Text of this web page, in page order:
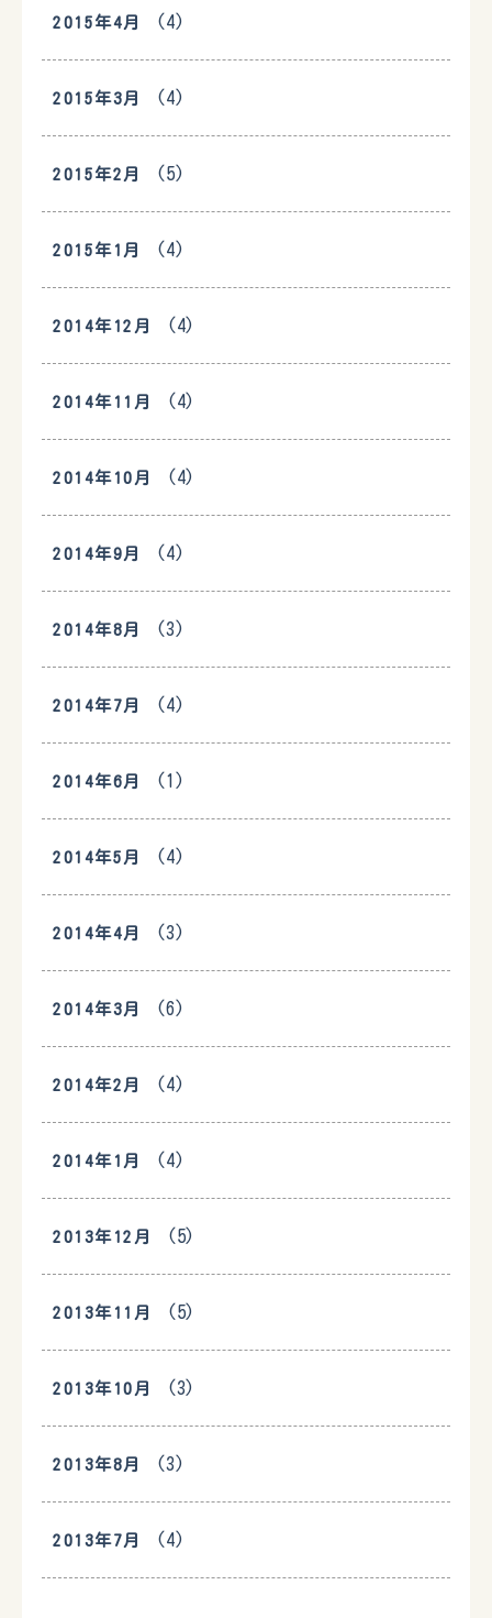
2015年4月 (4)
2015年3月 (4)
2015年2月 (5)
2015年1月 (4)
2014年12月 (4)
2014年11月 (4)
2014年10月 (4)
2014年9月 (4)
2014年8月 (3)
2014年7月 (4)
2014年6月 (1)
2014年5月 (4)
2014年4月 (3)
2014年3月 (6)
2014年2月 (4)
2014年1月 (4)
2013年12月 (5)
2013年11月 (5)
2013年10月 (3)
2013年8月 (3)
2013年7月 (4)